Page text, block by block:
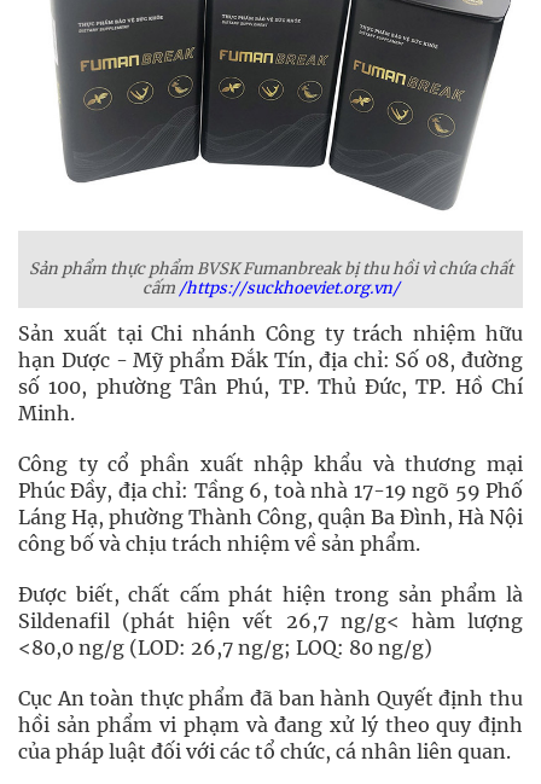
Sản phẩm thực phẩm BVSK Fumanbreak bị thu hồi vì chứa chất
cấm/https://suckhoeviet.org.vn/
Sản xuất tại Chi nhánh Công ty trách nhiệm hữu
hạn Dược - Mỹ phẩm Đắk Tín, địa chỉ: Số 08, đường
số 100, phường Tân Phú, TP. Thủ Đức, TP. Hồ Chí
Minh.
Công ty cổ phần xuất nhập khẩu và thương mại
Phúc Đầy, địa chỉ: Tầng 6, toà nhà 17-19 ngõ 59 Phố
Láng Hạ, phường Thành Công, quận Ba Đình, Hà Nội
công bố và chịu trách nhiệm về sản phẩm.
Được biết, chất cấm phát hiện trong sản phẩm là
Sildenafil (phát hiện vết 26,7 ng/g< hàm lượng
<80,0 ng/g (LOD: 26,7 ng/g; LOQ: 80 ng/g)
Cục An toàn thực phẩm đã ban hành Quyết định thu
hồi sản phẩm vi phạm và đang xử lý theo quy định
của pháp luật đối với các tổ chức, cá nhân liên quan.